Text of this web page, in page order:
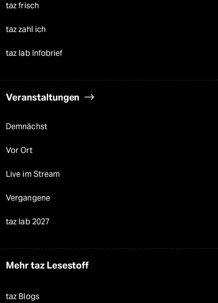
taz frisch
taz zahl ich
taz lab Infobrief
Veranstaltungen
Demnächst
Vor Ort
Live im Stream
Vergangene
taz lab 2027
Mehr taz Lesestoff
taz Blogs